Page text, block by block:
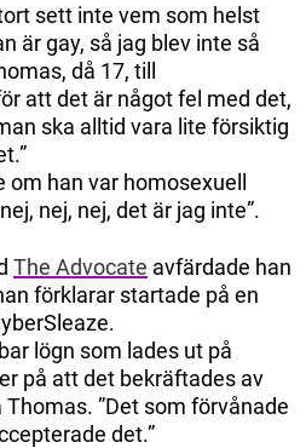
sett inte vem som helst
är gay, så jag blev inte så
då 17, till
att det är något fel med det,
ska alltid vara lite försiktig
han var homosexuell
nej, nej, det är jag inte”.
The Advocate avfärdade han
förklarar startade på en
lögn som lades ut på
på att det bekräftades av
Thomas. ”Det som förvånade
det.”